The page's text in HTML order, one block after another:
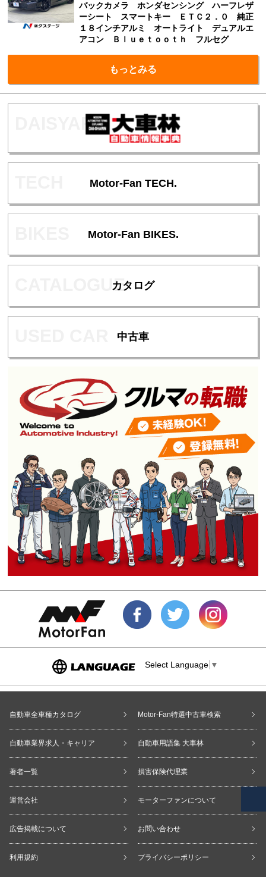
バックカメラ ホンダセンシング ハーフレザ
ーシート スマートキー ＥＴＣ２．０ 純正
１８インチアルミ オートライト デュアルエ
アコン Ｂｌｕｅｔｏｏｔｈ フルセグ
もっとみる
Motor-Fan TECH.
Motor-Fan BIKES.
カタログ
中古車
Select Language ▼
自動車全車種カタログ Motor-Fan特選中古車検索
自動車業界求人・キャリア 自動車用語集 大車林
著者一覧 損害保険代理業
運営会社 モーターファンについて
広告掲載について お問い合わせ
利用規約 プライバシーポリシー